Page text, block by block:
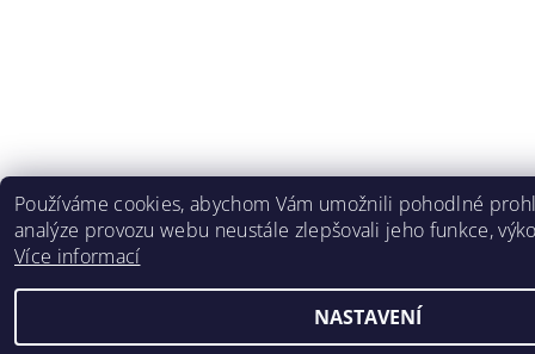
Používáme cookies, abychom Vám umožnili pohodlné
analýze provozu webu neustále zlepšovali jeho funkce,
Více informací
NASTAVENÍ